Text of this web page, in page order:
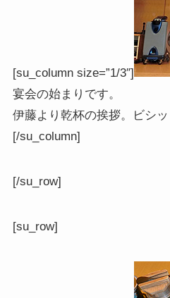
[su_column size=”1/3″]
宴会の始まりです。
伊藤より乾杯の挨拶。ビシ
[/su_column]
[/su_row]
[su_row]